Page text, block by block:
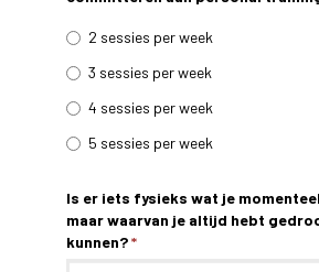
2 sessies per week
3 sessies per week
4 sessies per week
5 sessies per week
Is er iets fysieks wat je
maar waarvan je altijd hebt
kunnen?*